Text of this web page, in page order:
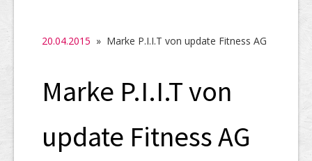
UID-Register
20.04.2015 » Marke P.I.I.T von update Fitness AG
Marke P.I.I.T von
update Fitness AG